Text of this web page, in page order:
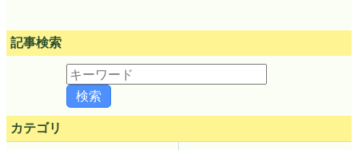
記事検索
カテゴリ